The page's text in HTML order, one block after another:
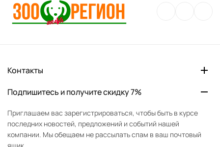
Контакты
Подпишитесь и получите скидку 7%
Приглашаем вас зарегистрироваться, чтобы быть в курсе
последних новостей, предложений и событий нашей
компании. Мы обещаем не рассылать спам в ваш почтовый
ящик.